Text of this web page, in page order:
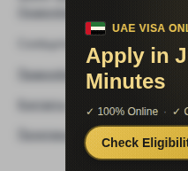
Видео не
Правообладателям
Политика конфиденциальности